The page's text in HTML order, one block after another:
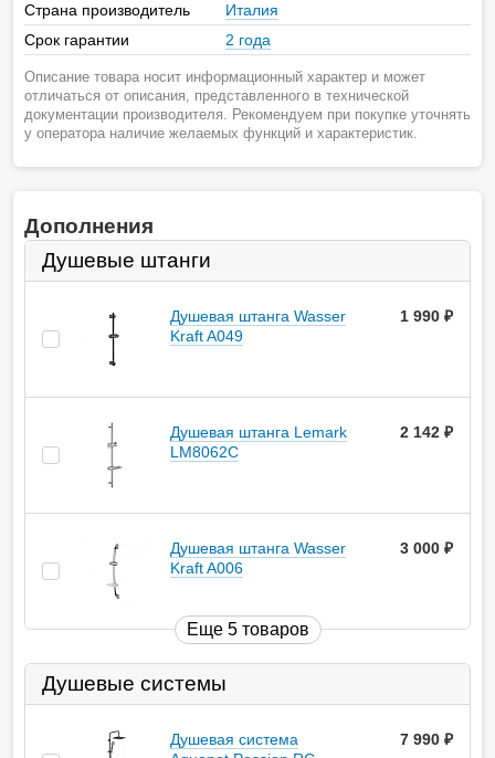
Страна производитель
Италия
Срок гарантии
2 года
Описание товара носит информационный характер и может
отличаться от описания, представленного в технической
документации производителя. Рекомендуем при покупке уточнять
у оператора наличие желаемых функций и характеристик.
Дополнения
Душевые штанги
Душевая штанга Wasser
Kraft A049
1 990
Душевая штанга Lemark
LM8062C
2 142
Душевая штанга Wasser
Kraft A006
3 000
Еще 5 товаров
Душевые системы
Душевая система
7 990